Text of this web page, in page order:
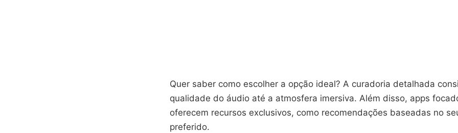
Quer saber como escolher a opção ideal? A curadoria detalhada
qualidade do áudio até a atmosfera imersiva. Além disso, apps
oferecem recursos exclusivos, como recomendações baseadas no
preferido.